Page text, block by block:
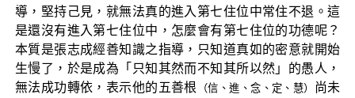
導，堅持己見，就無法真的進入第七住位中常住不退。這
是還沒有進入第七住位中，怎麼會有第七住位的功德呢？
本質是張志成經善知識之指導，只知道真如的密意就開始
生慢了，於是成為「只知其然而不知其所以然」的愚人，
無法成功轉依，表示他的五善根
（信、進、念、定、慧）
尚未